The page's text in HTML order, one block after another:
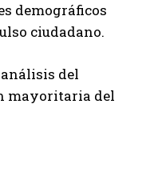
demográficos
ciudadano.
del
mayoritaria del